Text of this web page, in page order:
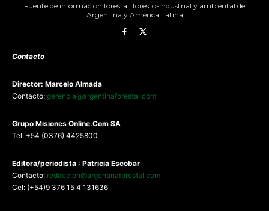
Fuente de información forestal, foresto-industrial y ambiental de
Argentina y América Latina
Contacto
Director: Marcelo Almada
Contacto: gerencia@argentinaforestal.com
Grupo Misiones Online.Com SA
Tel: +54 (0376) 4425800
Editora/periodista : Patricia Escobar
Contacto: redaccion@argentinaforestal.com
Cel: (+54)9 376 15 4 131636